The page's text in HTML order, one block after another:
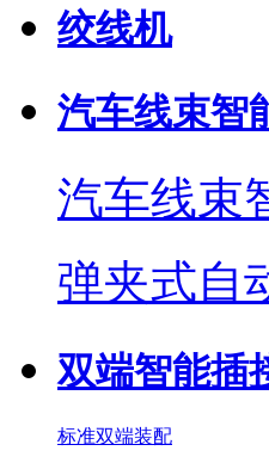
绞线机
汽车线束智
汽车线束
弹夹式自
双端智能插
标准双端装配